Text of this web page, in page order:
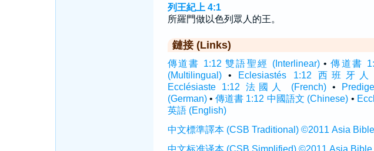
列王紀上 4:1
所羅門做以色列眾人的王。
鏈接 (Links)
傳道書 1:12 雙語聖經 (Interlinear)•傳道書
(Multilingual)• Eclesiastés 1:12 西班牙人
Ecclésiaste 1:12 法國人 (French)•
(German)• 傳道書 1:12 中國語文 (Chinese) •
英語 (English)
中文標準譯本 (CSB Traditional) ©2011 Asia
中文标准译本 (CSB Simplified) ©2011 Asia Bible